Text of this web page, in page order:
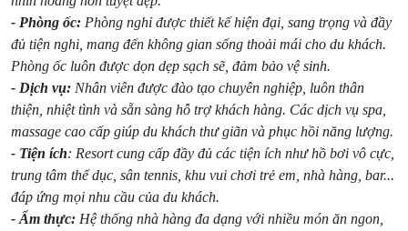
- Phòng ốc: Phòng nghỉ được thiết kế hiện đại, sang trọng và đầy
đủ tiện nghi, mang đến không gian sống thoải mái cho du khách.
Phòng ốc luôn được dọn dẹp sạch sẽ, đảm bảo vệ sinh.
- Dịch vụ: Nhân viên được đào tạo chuyên nghiệp, luôn thân
thiện, nhiệt tình và sẵn sàng hỗ trợ khách hàng. Các dịch vụ spa,
massage cao cấp giúp du khách thư giãn và phục hồi năng lượng.
- Tiện ích: Resort cung cấp đầy đủ các tiện ích như hồ bơi vô cực,
trung tâm thể dục, sân tennis, khu vui chơi trẻ em, nhà hàng, bar...
đáp ứng mọi nhu cầu của du khách.
- Ẩm thực: Hệ thống nhà hàng đa dạng với nhiều món ăn ngon,